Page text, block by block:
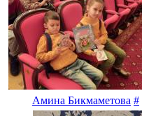
Амина Бикмаметова #